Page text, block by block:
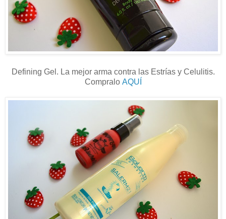
Defining Gel. La mejor arma contra las Estrías y Celulitis.
Compralo AQUÍ